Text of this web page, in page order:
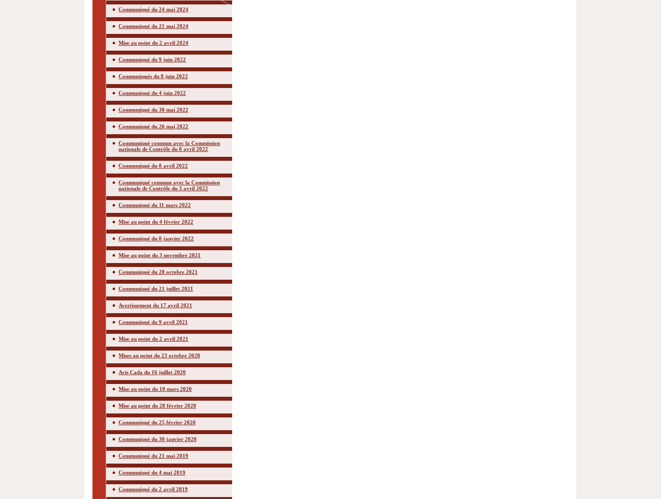
Communiqué du 24 mai 2024
Communiqué du 21 mai 2024
Mise au point du 2 avril 2024
Communiqué du 9 juin 2022
Communiqués du 8 juin 2022
Communiqué du 4 juin 2022
Communiqué du 30 mai 2022
Communiqué du 26 mai 2022
Communiqué commun avec la Commission
nationale de Contrôle du 8 avril 2022
Communiqué du 8 avril 2022
Communiqué commun avec la Commission
nationale de Contrôle du 3 avril 2022
Communiqué du 11 mars 2022
Mise au point du 4 février 2022
Communiqué du 8 janvier 2022
Mise au point du 3 novembre 2021
Communiqué du 28 octobre 2021
Communiqué du 21 juillet 2021
Avertissement du 17 avril 2021
Communiqué du 9 avril 2021
Mise au point du 2 avril 2021
Mises au point du 23 octobre 2020
Avis Cada du 16 juillet 2020
Mise au point du 10 mars 2020
Mise au point du 28 février 2020
Communiqué du 25 février 2020
Communiqué du 30 janvier 2020
Communiqué du 21 mai 2019
Communiqué du 4 mai 2019
Communiqué du 2 avril 2019